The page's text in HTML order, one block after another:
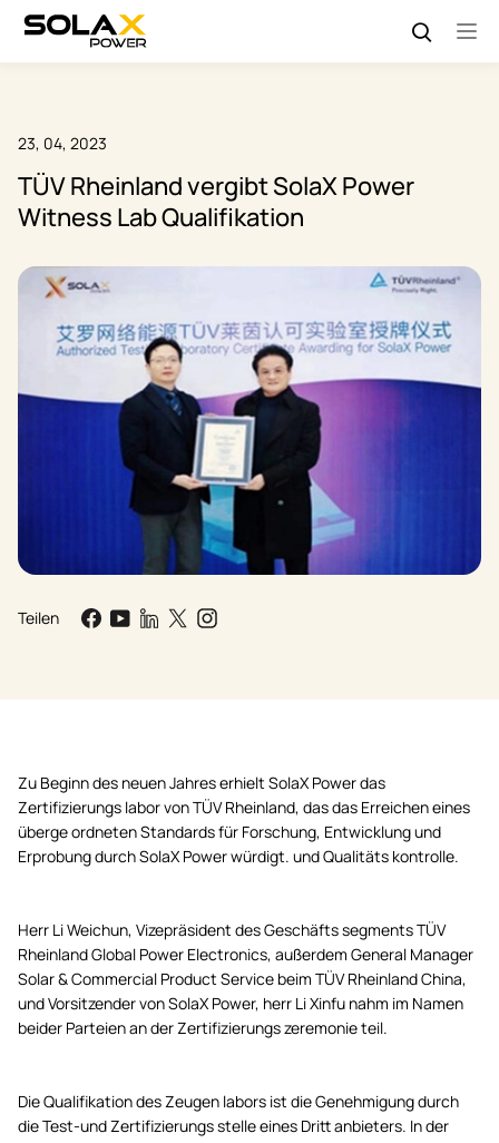
23, 04, 2023
TÜV Rheinland vergibt SolaX Power
Witness Lab Qualifikation
Teilen
Zu Beginn des neuen Jahres erhielt SolaX Power das
Zertifizierungs labor von TÜV Rheinland, das das Erreichen eines
überge ordneten Standards für Forschung, Entwicklung und
Erprobung durch SolaX Power würdigt. und Qualitäts kontrolle.
Herr Li Weichun, Vizepräsident des Geschäfts segments TÜV
Rheinland Global Power Electronics, außerdem General Manager
Solar & Commercial Product Service beim TÜV Rheinland China,
und Vorsitzender von SolaX Power, herr Li Xinfu nahm im Namen
beider Parteien an der Zertifizierungs zeremonie teil.
Die Qualifikation des Zeugen labors ist die Genehmigung durch
die Test-und Zertifizierungs stelle eines Dritt anbieters. In der